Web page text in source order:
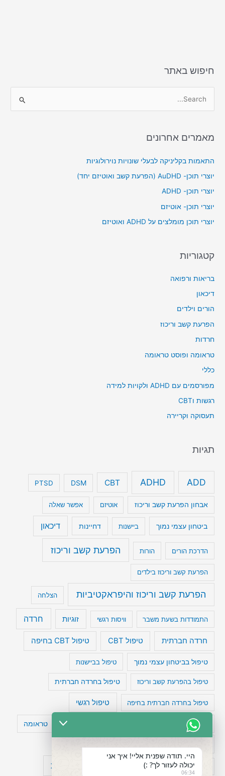
חיפוש באתר
r
o
r
:
מאמרים אחרונים
התאמות בקליניקה לבעלי שונויות נוירולוגיות
יוצרי תוכן- AuDHD (הפרעת קשב ואוטיזם יחד)
יוצרי תוכן- ADHD
יוצרי תוכן- אוטיזם
יוצרי תוכן מומלצים על ADHD ואוטיזם
קטגוריות
בריאות ורפואה
דיכאון
הורים וילדים
הפרעת קשב וריכוז
חרדות
טראומה ופוסט טראומה
כללי
מפורסמים עם ADHD ולקויות למידה
רגשות וCBT
תעסוקה וקריירה
תגיות
ADD
ADHD
CBT
DSM
PTSD
אבחון הפרעת קשב וריכוז אוטיזם אפשר שאלה
ביטחון עצמי נמוך ביישנות דחיינות דיכאון
הדרכת הורים הורות הפרעת קשב וריכוז
הפרעת קשב וריכוז בילדים
הפרעת קשב וריכוז והיפראקטיביות הצלחה
התמודדות בשעת משבר וויסות רגשי זוגיות חרדה
חרדה חברתית טיפול CBT טיפול CBT בחיפה
טיפול בביטחון עצמי נמוך טיפול בביישנות
טיפול בהפרעת קשב וריכוז טיפול בחרדה חברתית
טיפול בחרדה חברתית בחיפה טיפול רגשי
טיפול תרופתי להפרעת קשב טעויות חשיבה טראומה
מפורסמים עם הפרעת קשב עיצות
היי. תודה שפנית אליי! איך אני
יכולה לעזור לך? :)
06:34